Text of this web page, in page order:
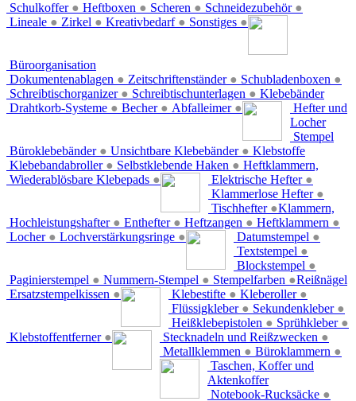
Schulkoffer ● Heftboxen ● Scheren ● Schneidezubehör ●
Lineale ● Zirkel ● Kreativbedarf ● Sonstiges ●
Büroorganisation
Dokumentenablagen ● Zeitschriftenständer ● Schubladenboxen ●
Schreibtischorganizer ● Schreibtischunterlagen ●
Drahtkorb-Systeme ● Becher ● Abfalleimer ●
Klebebänder
Büroklebebänder ● Unsichtbare Klebebänder ●
Klebebandabroller ● Selbstklebende Haken ●
Wiederablösbare Klebepads ●
Hefter und
Locher
Elektrische Hefter ●
Klammerlose Hefter ●
Tischhefter ●
Hochleistungshafter ● Enthefter ● Heftzangen ● Heftklammern ●
Locher ● Lochverstärkungsringe ●
Stempel
Datumstempel ●
Textstempel ●
Blockstempel ●
Paginierstempel ● Nummern-Stempel ● Stempelfarben ●
Ersatzstempelkissen ●
Klebstoffe
Klebestifte ● Kleberoller ●
Flüssigkleber ● Sekundenkleber ●
Heißklebepistolen ● Sprühkleber ●
Klebstoffentferner ●
Heftklammern,
Klammern,
Reißnägel
Stecknadeln und Reißzwecken ●
Metallklemmen ● Büroklammern ●
Taschen, Koffer und
Aktenkoffer
Notebook-Rucksäcke ●